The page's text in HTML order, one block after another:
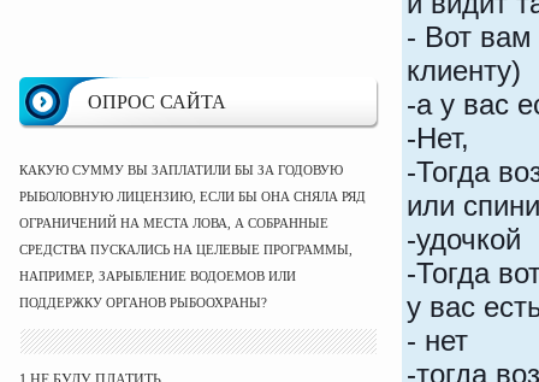
ОПРОС САЙТА
КАКУЮ СУММУ ВЫ ЗАПЛАТИЛИ БЫ ЗА ГОДОВУЮ
РЫБОЛОВНУЮ ЛИЦЕНЗИЮ, ЕСЛИ БЫ ОНА СНЯЛА РЯД
ОГРАНИЧЕНИЙ НА МЕСТА ЛОВА, А СОБРАННЫЕ
СРЕДСТВА ПУСКАЛИСЬ НА ЦЕЛЕВЫЕ ПРОГРАММЫ,
НАПРИМЕР, ЗАРЫБЛЕНИЕ ВОДОЕМОВ ИЛИ
ПОДДЕРЖКУ ОРГАНОВ РЫБООХРАНЫ?
- Вот вам
клиенту)
-а у вас
-Нет,
-Тогда
или
-удочкой
-Тогда
у вас
- нет
-тогда